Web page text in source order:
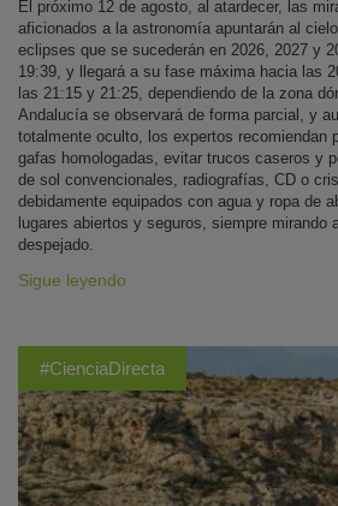
El próximo 12 de agosto, al atardecer, las
aficionados a la astronomía apuntarán al
eclipses que se sucederán en 2026, 2027 y
19:39, y llegará a su fase máxima hacia las
las 21:15 y 21:25, dependiendo de la zona
Andalucía se observará de forma parcial, y
totalmente oculto, los expertos recomiendan
gafas homologadas, evitar trucos caseros y
de sol convencionales, radiografías, CD o
debidamente equipados con agua y ropa de
lugares abiertos y seguros, siempre mirando
despejado.
Sigue leyendo
#CienciaDirecta